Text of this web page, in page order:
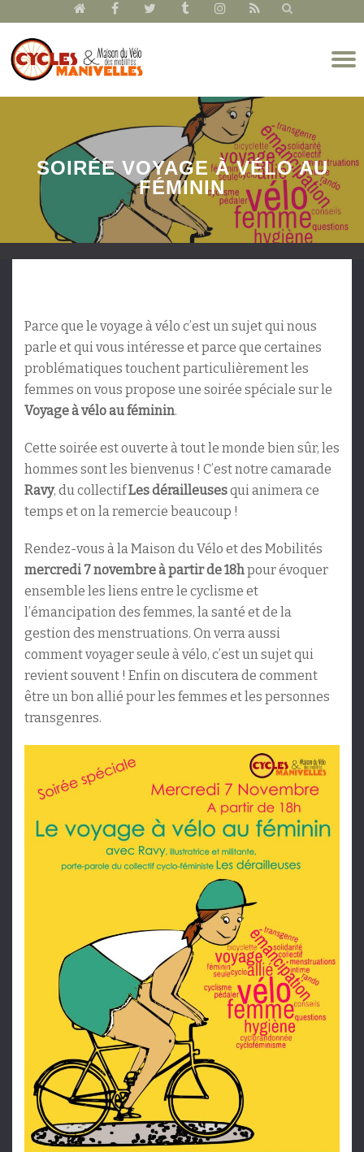
Aller
au
fa-
fa-
fa-
fa-
fa-
fa-
SOIRÉE VOYAGE À VÉLO AU
FÉMININ
Parce que le voyage à vélo c’est un sujet qui nous
parle et qui vous intéresse et parce que certaines
problématiques touchent particulièrement les
femmes on vous propose une soirée spéciale sur le
Voyage à vélo au féminin.
Cette soirée est ouverte à tout le monde bien sûr, les
hommes sont les bienvenus ! C’est notre camarade
Ravy, du collectifLes dérailleusesqui animera ce
temps et on la remercie beaucoup !
Rendez-vous à la Maison du Vélo et des Mobilités
mercredi 7 novembre à partir de 18hpour évoquer
ensemble les liens entre le cyclisme et
l’émancipation des femmes, la santé et de la
gestion des menstruations. On verra aussi
comment voyager seule à vélo, c’est un sujet qui
revient souvent ! Enfin on discutera de comment
être un bon allié pour les femmes et les personnes
transgenres.